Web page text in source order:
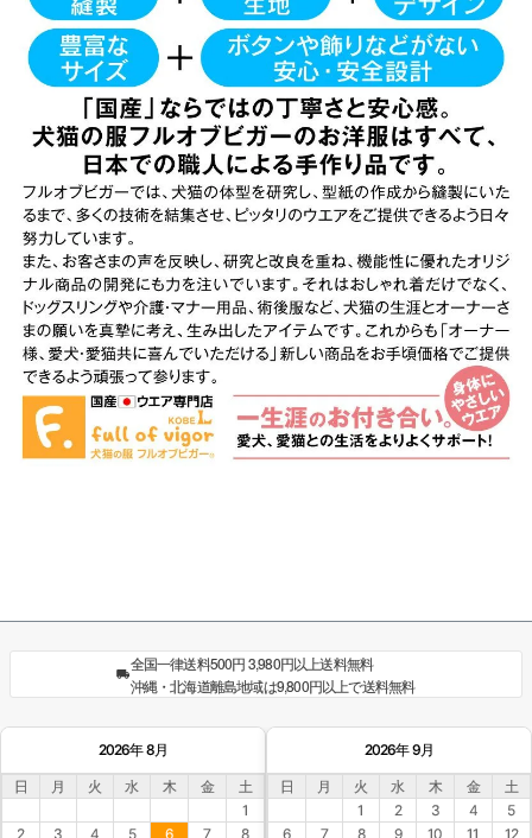
全国一律送料500円 3,980円以上送料無料
沖縄・北海道離島地域は9,800円以上で送料無料
2026年 8月
日 月 火 水 木 金
土
1
2
3 4 5 6 7 8
2026年 9月
日 月 火 水 木 金
土
1
2 3 4
5
6
7 8 9 10 11 12